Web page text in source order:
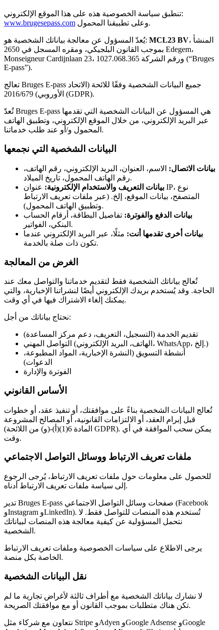
تنطبق سياسة الخصوصية هذه على هذا الموقع الإلكتروني:
www.brugesepass.com
وعلى تطبيقنا المحمول.
يُعدّ المسؤول عن معالجة بياناتك الشخصية هو: MCL23 BV، المنشأ
بموجب القانون البلجيكي، ومقره المسجل في 2650 Edegem،
Monseigneur Cardijnlaan 23، ورقم الشركة 1027.068.365 (“Bruges
E-pass”).
تعالج Bruges E-pass جميع البيانات الشخصية وفقًا للائحة (الاتحاد
الأوروبي) 2016/679 (GDPR).
تُعدّ Bruges E-pass هي المسؤول عن البيانات الشخصية التي تقدمها
عبر البريد الإلكتروني، من خلال الموقع الإلكتروني، وتطبيق الهاتف
المحمول و/أو عند طلب خدماتنا.
البيانات الشخصية التي نجمعها
بيانات الاتصال: الاسم، العنوان، البريد الإلكتروني، رقم الهاتف،
رقم الهاتف المحمول، تاريخ الميلاد.
بيانات التعريف والاستخدام الإلكترونية: عنوان IP، نوع
المتصفح، بيانات الموقع، إلخ. (عبر ملفات تعريف الارتباط
وتطبيق الهاتف المحمول).
بيانات الدفع والفوترة: تفاصيل البطاقة، أرقام الحساب
البنكي، الفواتير.
بيانات أخرى تقدمها أنت: مثلًا، عبر البريد الإلكتروني عندما
تكون ذات صلة بالخدمة.
الغرض من المعالجة
تُعالج بياناتك الشخصية فقط لتقديم خدماتنا والتواصل معك عند
الحاجة. وقد يُستخدم بريدك الإلكتروني أيضًا لنشراتنا الإخبارية، والتي
يمكنك إلغاء الاشتراك فيها في أي وقت.
نحتاج بياناتك من أجل:
تقديم الخدمة (التسجيل، التعريف، دعم مركز المساعدة)
التواصل المهني (الهاتف، البريد الإلكتروني، WhatsApp، إلخ.)
أنشطة التسويق (النشرة الإخبارية، المواد المطبوعة،
الدعوات)
الفوترة والإدارة
الأساس القانوني
تُعالج البيانات الشخصية بناءً على موافقتك، أو تنفيذ عقد، أو خطوات
قبل إبرام العقد، أو الالتزامات القانونية، أو المصالح المشروعة
(المادة 6(1)(أ)-(و) من اللائحة GDPR). يمكن سحب الموافقة في أي
وقت.
ملفات تعريف الارتباط ووسائل التواصل الاجتماعي
للحصول على معلومات حول ملفات تعريف الارتباط، يُرجى الرجوع
إلى سياسة ملفات تعريف الارتباط أدناه.
تدير Bruges E-pass صفحات وسائل التواصل الاجتماعي (Facebook
وInstagram وLinkedIn). تُستخدم هذه المنصات للتواصل فقط. لا
نتحمل المسؤولية عن كيفية معالجة هذه المنصات لبياناتك
الشخصية.
يرجى الاطلاع على سياسات الخصوصية وملفات تعريف الارتباط
الخاصة بكل منصة.
نقل البيانات الشخصية
لا نشارك بياناتك الشخصية مع أطراف ثالثة لأغراض تجارية ما لم
تكن هناك متطلبات بموجب القانون أو مع موافقتك الصريحة.
نتعاون مع شركاء مثل Stripe وAdyen وGoogle Adsense وGoogle